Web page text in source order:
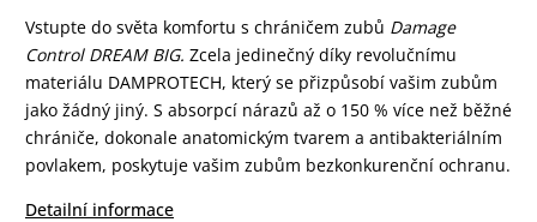
Vstupte do světa komfortu s chráničem zubů Damage
Control DREAM BIG. Zcela jedinečný díky revolučnímu
materiálu DAMPROTECH, který se přizpůsobí vašim zubům
jako žádný jiný. S absorpcí nárazů až o 150 % více než běžné
chrániče, dokonale anatomickým tvarem a antibakteriálním
povlakem, poskytuje vašim zubům bezkonkurenční ochranu.
Detailní informace